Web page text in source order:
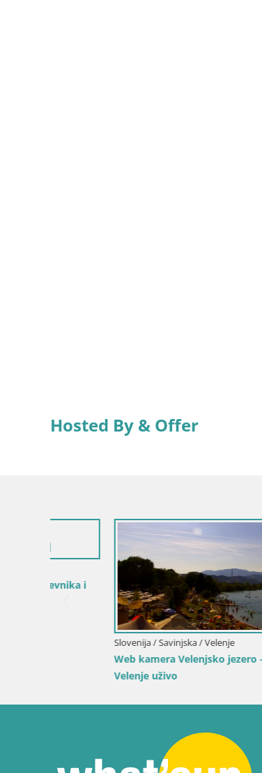
Hosted By & Offer
Slovenija / Savinjska / Velenje
Web kamera Velenjsko jezero – Plaža